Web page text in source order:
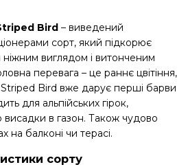
Bird – виведений
сорт, який підкорює
ніжним виглядом і витонченим
перевага – це раннє цвітіння,
Striped Bird вже дарує перші барви
для альпійських гірок,
висадки в газон. Також чудово
на балконі чи терасі.
сорту